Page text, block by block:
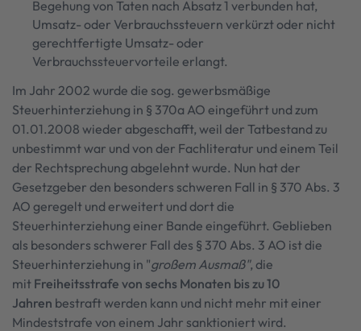
Begehung von Taten nach Absatz 1 verbunden hat,
Umsatz- oder Verbrauchssteuern verkürzt oder nicht
gerechtfertigte Umsatz- oder
Verbrauchssteuervorteile erlangt.
Im Jahr 2002 wurde die sog. gewerbsmäßige
Steuerhinterziehung in § 370a AO eingeführt und zum
01.01.2008 wieder abgeschafft, weil der Tatbestand zu
unbestimmt war und von der Fachliteratur und einem Teil
der Rechtsprechung abgelehnt wurde. Nun hat der
Gesetzgeber den besonders schweren Fall in § 370 Abs. 3
AO geregelt und erweitert und dort die
Steuerhinterziehung einer Bande eingeführt. Geblieben
als besonders schwerer Fall des § 370 Abs. 3 AO ist die
Steuerhinterziehung in "großem Ausmaß", die
mit Freiheitsstrafe von sechs Monaten bis zu 10
Jahren bestraft werden kann und nicht mehr mit einer
Mindeststrafe von einem Jahr sanktioniert wird.